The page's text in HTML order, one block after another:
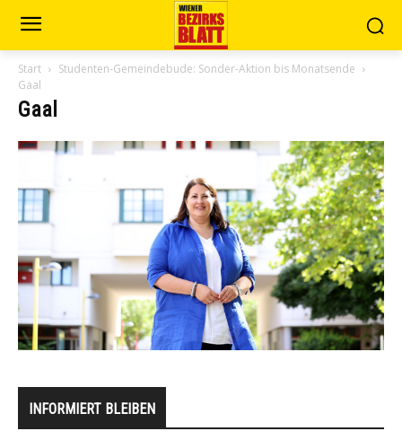
Start
Studenten-Gemeindebude: Sonder-Aktion bis Monatsende
Gaal
Gaal
INFORMIERT BLEIBEN